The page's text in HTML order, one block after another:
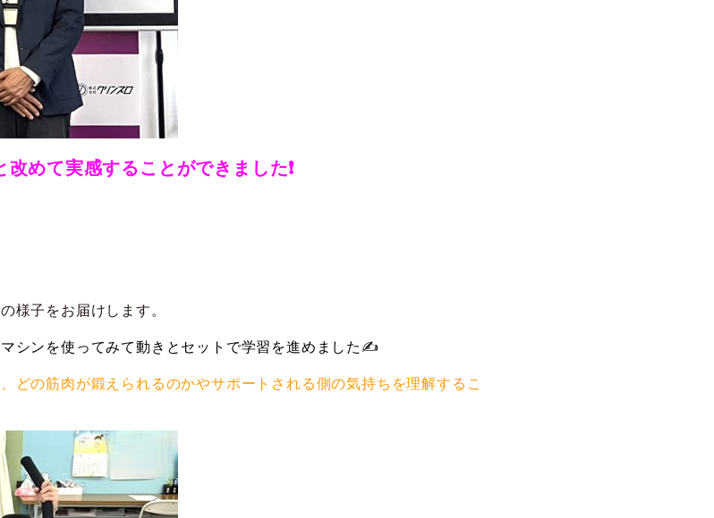
めて実感することができました❗
様子をお届けします。
シンを使ってみて動きとセットで学習を進めました✍
どの筋肉が鍛えられるのかやサポートされる側の気持ちを理解するこ